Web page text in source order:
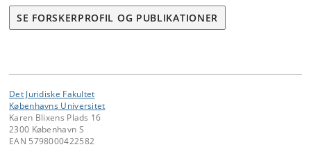
SE FORSKERPROFIL OG PUBLIKATIONER
Det Juridiske Fakultet
Københavns Universitet
Karen Blixens Plads 16
2300 København S
EAN 5798000422582